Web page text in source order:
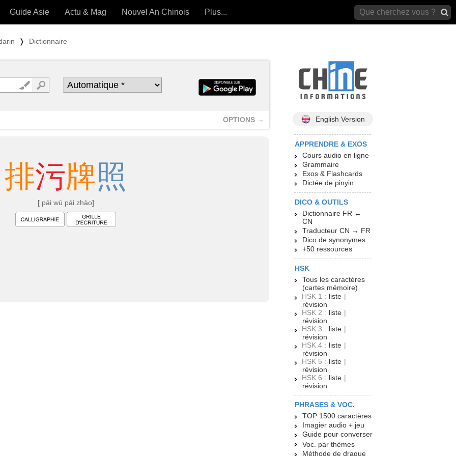
OUTILS) »
Guide Asie Actu & Mag Nouvel An Chinois Plus...
❭ Dictionnaire
OPTIONS →
排污牌照
[ pái wū pái zhào]
English Version
APPRENDRE & EXOS
Cours audio en ligne
Grammaire
Exos & Flashcards
Dictée de pinyin
DICO & OUTILS
Dictionnaire FR ↔
CN
Traducteur CN → FR
Dico de synonymes
+50 ressources
HSK
Tous les caractères
(cartes mémoire)
HSK 1 : liste |
révision
HSK 2 : liste |
révision
HSK 3 : liste |
révision
HSK 4 : liste |
révision
HSK 5 : liste |
révision
HSK 6 : liste |
révision
PHRASES & VOC.
TOP 1500 caractères
Imagier audio + jeu
Guide pour converser
Voc. par thèmes
Méthode de drague